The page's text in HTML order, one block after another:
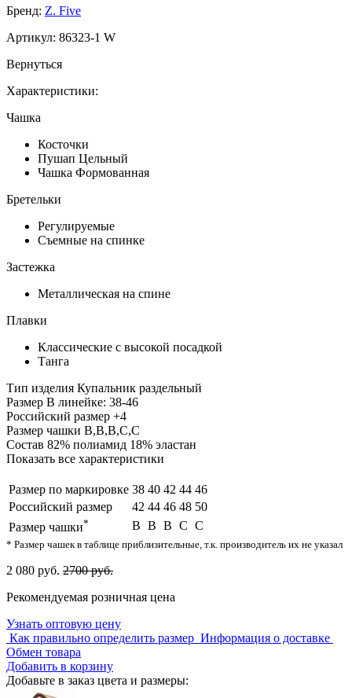
Бренд: Z. Five
Артикул: 86323-1 W
Вернуться
Характеристики:
Чашка
Косточки
Пушап Цельный
Чашка Формованная
Бретельки
Регулируемые
Съемные на спинке
Застежка
Металлическая на спине
Плавки
Классические с высокой посадкой
Танга
Тип изделия Купальник раздельный
Размер В линейке: 38-46
Российский размер +4
Размер чашки B,B,B,C,C
Состав 82% полиамид 18% эластан
Показать все характеристики
Размер по маркировке 38 40 42 44 46
Российский размер
42 44 46 48 50
Размер чашки* B B B C C
* Размер чашек в таблице приблизительные, т.к. производитель их не указал
2 080 руб. 2700 руб.
Рекомендуемая розничная цена
Узнать оптовую цену
Как правильно определить размер Информация о доставке
Обмен товара
Добавить в корзину
Добавьте в заказ цвета и размеры: